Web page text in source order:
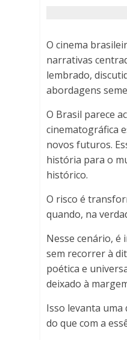
-
-
O cinema
narrativas
lembrado,
abordagens
O Brasil parece
cinematográfica
novos futuros.
história para o
histórico.
O risco é
quando, na
Nesse cenário,
sem recorrer à
poética e
deixado à
Isso levanta uma
do que com a